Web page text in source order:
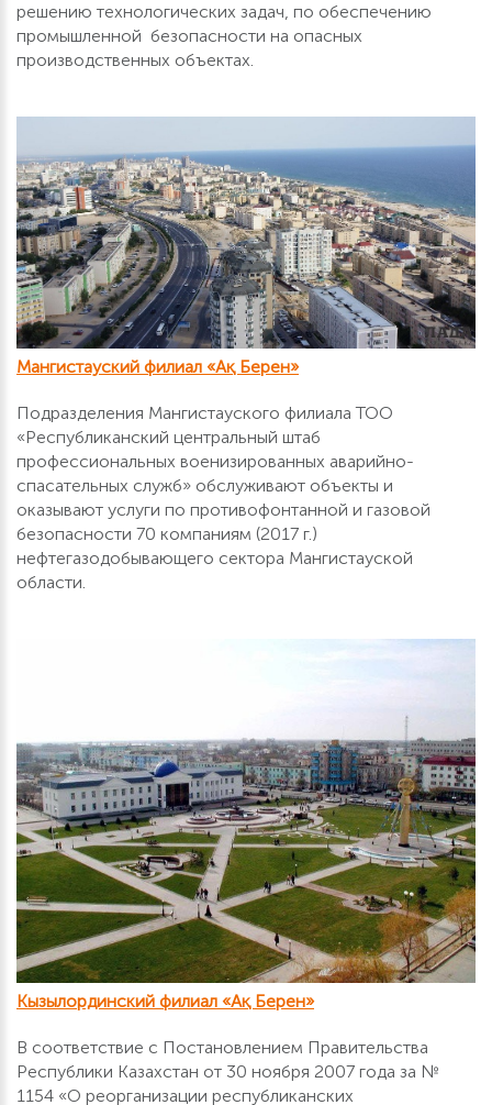
решению технологических задач, по обеспечению
промышленной безопасности на опасных
производственных объектах.
Мангистауский филиал «Ақ Берен»
Подразделения Мангистауского филиала ТОО
«Республиканский центральный штаб
профессиональных военизированных аварийно-
спасательных служб» обслуживают объекты и
оказывают услуги по противофонтанной и газовой
безопасности 70 компаниям (2017 г.)
нефтегазодобывающего сектора Мангистауской
области.
Кызылординский филиал «Ақ Берен»
В соответствие с Постановлением Правительства
Республики Казахстан от 30 ноября 2007 года за №
1154 «О реорганизации республиканских